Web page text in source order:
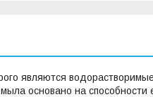
являются
основано на способности